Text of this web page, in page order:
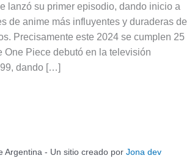
lanzó su primer episodio, dando inicio a
de anime más influyentes y duraderas de
Precisamente este 2024 se cumplen 25
One Piece debutó en la televisión
dando […]
Argentina - Un sitio creado por Jona dev